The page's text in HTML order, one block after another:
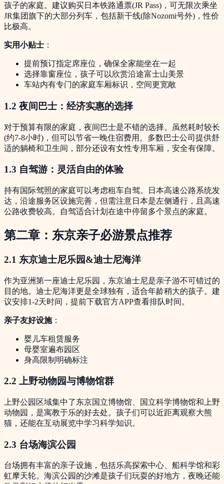
孩子的家庭。建议购买日本铁路通票(JR Pass)，可无限次乘坐
JR集团旗下的大部分列车，包括新干线(除Nozomi号外)，性价
比极高。
实用小贴士 ：
提前预订指定席座位，确保全家能坐在一起
选择靠窗座位，孩子可以欣赏沿途富士山美景
车站内有专门的家庭车厢标识，空间更宽敞
1.2 夜间巴士：经济实惠的选择
对于预算有限的家庭，夜间巴士是不错的选择。虽然耗时较长
(约7-8小时)，但可以节省一晚住宿费用。多数巴士公司提供舒
适的躺椅和卫生间，部分还设有女性专用车厢，安全有保障。
1.3 自驾游：灵活自由的体验
持有国际驾照的家庭可以考虑租车自驾。日本高速公路系统发
达，沿途服务区设施完善，但需注意日本是左侧通行，且高速
公路收费较高。自驾适合计划在途中停留多个景点的家庭。
第二章：东京亲子必游景点推荐
2.1 东京迪士尼乐园&迪士尼海洋
作为亚洲第一座迪士尼乐园，东京迪士尼是亲子游不可错过的
目的地。迪士尼海洋更是全球独有，适合年龄稍大的孩子。建
议安排1-2天时间，提前下载官方APP查看排队时间。
亲子友好设施：
婴儿车租赁服务
母婴室遍布园区
身高限制明确标注
2.2 上野动物园与博物馆群
上野公园区域集中了东京国立博物馆、国立科学博物馆和上野
动物园，是寓教于乐的好去处。孩子们可以近距离观察大熊
猫，还能在互动展览中学习科学知识。
2.3 台场海滨公园
台场拥有丰富的亲子设施，包括乐高探索中心、船科学馆和彩
虹摩天轮。海滨公园的沙滩是孩子们玩耍的好地方，夜晚还能